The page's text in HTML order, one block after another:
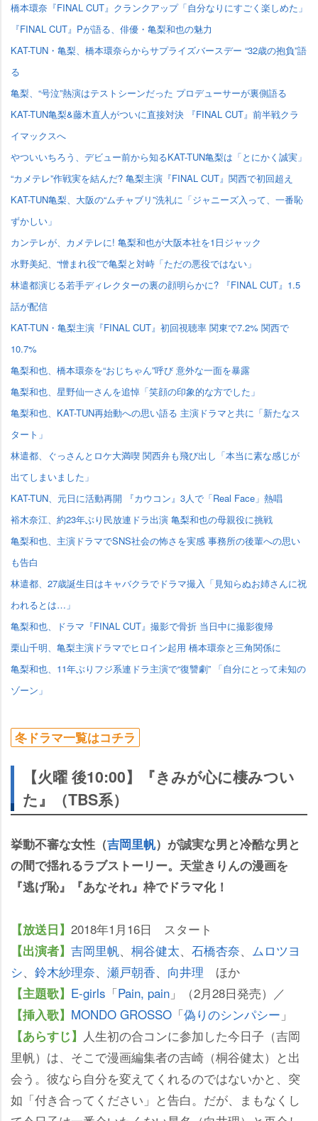
橋本環奈『FINAL CUT』クランクアップ「自分なりにすごく楽しめた」
『FINAL CUT』Pが語る、俳優・亀梨和也の魅力
KAT-TUN・亀梨、橋本環奈らからサプライズバースデー “32歳の抱負”語
る
亀梨、“号泣”熱演はテストシーンだった プロデューサーが裏側語る
KAT-TUN亀梨&藤木直人がついに直接対決 『FINAL CUT』前半戦クラ
イマックスへ
ついいちろう、デビュー前から知るKAT-TUN亀梨は「とにかく誠実」
“カメテレ”作戦実を結んだ? 亀梨主演『FINAL CUT』関西で初回超え
KAT-TUN亀梨、大阪の“ムチャブリ”洗礼に「ジャニーズ入って、一番恥
ずかしい」
カンテレが、カメテレに! 亀梨和也が大阪本社を1日ジャック
水野美紀、“憎まれ役”で亀梨と対峙「ただの悪役ではない」
林遣都演じる若手ディレクターの裏の顔明らかに? 『FINAL CUT』1.5
話が配信
KAT-TUN・亀梨主演『FINAL CUT』初回視聴率 関東で7.2% 関西で
10.7%
亀梨和也、橋本環奈を“おじちゃん”呼び 意外な一面を暴露
亀梨和也、星野仙一さんを追悼「笑顔の印象的な方でした」
亀梨和也、KAT-TUN再始動への思い語る 主演ドラマと共に「新たなス
タート」
林遣都、ぐっさんとロケ大満喫 関西弁も飛び出し「本当に素な感じが
出てしまいました」
KAT-TUN、元日に活動再開 『カウコン』3人で「Real Face」熱唱
裕木奈江、約23年ぶり民放連ドラ出演 亀梨和也の母親役に挑戦
亀梨和也、主演ドラマでSNS社会の怖さを実感 事務所の後輩への思い
も告白
林遣都、27歳誕生日はキャバクラでドラマ撮入「見知らぬお姉さんに祝
われるとは…」
亀梨和也、ドラマ『FINAL CUT』撮影で骨折 当日中に撮影復帰
栗山千明、亀梨主演ドラマでヒロイン起用 橋本環奈と三角関係に
亀梨和也、11年ぶりフジ系連ドラ主演で“復讐劇” 「自分にとって未知の
ゾーン」
冬ドラマ一覧はコチラ
【火曜 後10:00】『きみが心に棲みつい
た』（TBS系）
挙動不審な女性（吉岡里帆）が誠実な男と冷酷な男と
の間で揺れるラブストーリー。天堂きりんの漫画を
『逃げ恥』『あなそれ』枠でドラマ化！
【放送日】 2018年1月16日 スタート
【出演者】 吉岡里帆、 桐谷健太、 石橋杏奈、 ムロツヨ
シ、 鈴木紗理奈、 瀬戸朝香、 向井理 ほか
【主題歌】 E-girls 「Pain, pain 」（2月28日発売）／
【挿入歌】 MONDO GROSSO 「偽りのシンパシー 」
【あらすじ】 人生初の合コンに参加した今日子（吉岡
里帆）は、そこで漫画編集者の吉崎（桐谷健太）と出
会う。彼なら自分を変えてくれるのではないかと、突
如「付き合ってください」と告白。だが、まもなくし